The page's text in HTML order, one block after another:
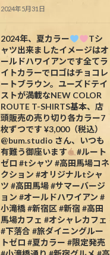
2024年5月31日
2024年、夏カラー
Tシ
ャツ出来ましたイメージはオ
ールドハワイアンです全てラ
イトカラーでロゴはチョコレ
ートブラウン。ユーズドテイ
ストが満載なNEW COLOR
ROUTE T-SHIRTS基本、店
頭販売の売り切り各カラー7
枚ずつです ¥3,000（税込）
@bum.studio さん、いつも
有難う御座います
#ルート
ゼロ #tシャツ #高田馬場コネ
クション #オリジナルtシャ
ツ #高田馬場 #サマーバージ
ョン #オールドハワイアン #
小滝橋 #新宿区 #新宿 #高田
馬場カフェ #オシャレカフェ
#下落合 #旅ダイニングルー
トゼロ #夏カラー #限定発売